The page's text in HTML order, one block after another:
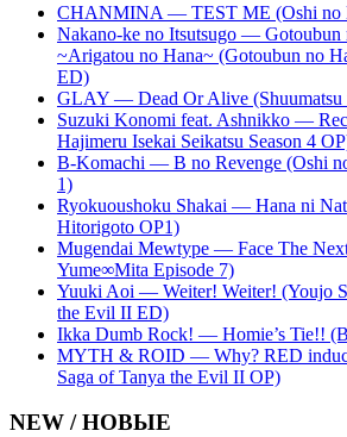
CHANMINA — TEST ME (Oshi no
Nakano-ke no Itsutsugo — Gotoubun
~Arigatou no Hana~ (Gotoubun no
ED)
GLAY — Dead Or Alive (Shuumatsu
Suzuki Konomi feat. Ashnikko —
Hajimeru Isekai Seikatsu Season 4
B-Komachi — B no Revenge (Oshi
1)
Ryokuoushoku Shakai — Hana ni
Hitorigoto OP1)
Mugendai Mewtype — Face The
Yume∞Mita Episode 7)
Yuuki Aoi — Weiter! Weiter! (Youjo
the Evil II ED)
Ikka Dumb Rock! — Homie’s Tie!!
MYTH & ROID — Why? RED
Saga of Tanya the Evil II OP)
NEW / НОВЫЕ